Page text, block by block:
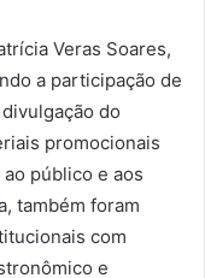
Veras Soares,
a participação de
do
promocionais
público e aos
também foram
com
e